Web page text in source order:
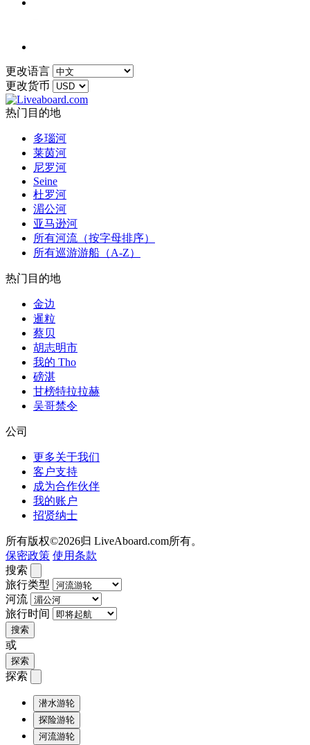
更改语言
更改货币
热门目的地
多瑙河
莱茵河
尼罗河
Seine
杜罗河
湄公河
亚马逊河
所有河流（按字母排序）
所有巡游游船（A-Z）
热门目的地
金边
暹粒
蔡贝
胡志明市
我的 Tho
磅湛
甘榜特拉拉赫
吴哥禁令
公司
更多关于我们
客户支持
成为合作伙伴
我的账户
招贤纳士
所有版权©2026归 LiveAboard.com所有。
保密政策 使用条款
搜索
旅行类型
河流
旅行时间
搜索
或
探索
探索
潜水游轮
探险游轮
河流游轮